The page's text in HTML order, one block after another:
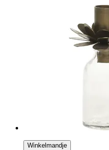
Winkelmandje